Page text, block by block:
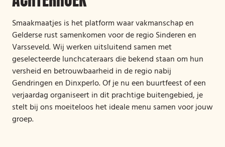
Smaakmaatjes is het platform waar vakmanschap en
Gelderse rust samenkomen voor de regio Sinderen en
Varsseveld. Wij werken uitsluitend samen met
geselecteerde lunchcateraars die bekend staan om hun
versheid en betrouwbaarheid in de regio nabij
Gendringen en Dinxperlo. Of je nu een buurtfeest of een
verjaardag organiseert in dit prachtige buitengebied, je
stelt bij ons moeiteloos het ideale menu samen voor jouw
groep.